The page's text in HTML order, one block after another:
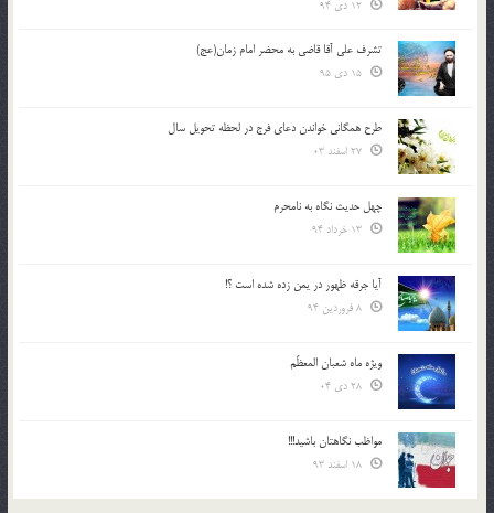
تشرف علي آقا قاضي به محضر امام زمان(عج)
طرح همگانی خواندن دعای فرج در لحظه تحویل سال
چهل حدیث نگاه به نامحرم
آیا جرقه ظهور در یمن زده شده است ؟!
ویژه ماه شعبان المعظّم
مواظب نگاهتان باشید!!!